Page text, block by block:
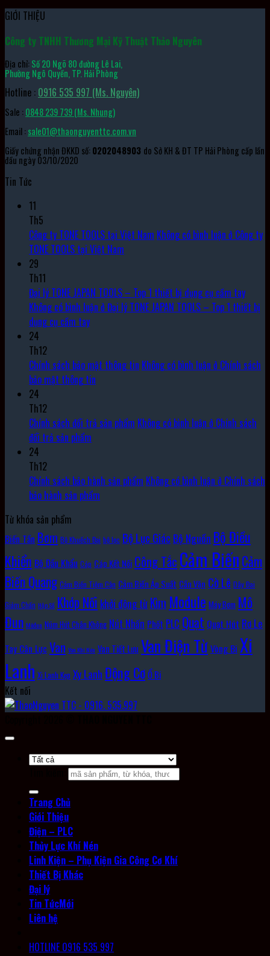
GIỚI THIỆU
Công ty TNHH Thương Mại Kỹ Thuật Thảo Nguyên
Địa chỉ:Số 20 Ngõ 80 đường Lê Lai,
Phường Ngô Quyền, TP. Hải Phòng
Hotline : 0916 535 997 (Ms. Nguyên)
Sale :0848 239 739 (Ms. Nhung)
Email :sale01@thaonguyenttc.com.vn
Giấy chứng nhận ĐKKD số:0202048903 do Sở KH & ĐT TP Hải Phòng cấp lần
đầu ngày 03/10/2020
Tin Tức
11
Th5
Công ty TONE TOOLS tại Việt Nam Không có bình luận ở Công ty
TONE TOOLS tại Việt Nam
29
Th11
Đại lý TONE JAPAN TOOLS – Top 1 thiết bị dụng cụ cầm tay
Không có bình luận ở Đại lý TONE JAPAN TOOLS – Top 1 thiết bị
dụng cụ cầm tay
24
Th12
Chính sách bảo mật thông tin Không có bình luận ở Chính sách
bảo mật thông tin
24
Th12
Chính sách đổi trả sản phẩm Không có bình luận ở Chính sách
đổi trả sản phẩm
24
Th12
Chính sách bảo hành sản phẩm Không có bình luận ở Chính sách
bảo hành sản phẩm
Từ khóa sản phẩm
Biến Tần Bơm Bộ Khuếch Đại bộ lọc Bộ Lục Giác Bộ Nguồn Bộ Điều
Khiển Bộ Đầu Khẩu Cáp Cáp Kết Nối Công TắcCảm BiếnCảm
Biến Quang Cảm Biến Tiệm Cận Cảm Biến Áp Suất Cần Vặn Cờ Lê Dây Đai
Giảm Chấn Hộp Số Khớp Nối khởi động từ Kìm Module Máy Bơm Mô
Đun Môđun Núm Hút Chân Không Nút Nhấn Phốt PLC Quạt Quạt Hút Rơ Le
Tay Cân Lực Van Van Khí Nén Van Tiết Lưu Van Điện TừVòng Bi Xi
Lanh Xi Lanh Kẹp Xy LanhĐộng CơỔ Bi
Kết nối
Trang Chủ
Giới Thiệu
Điện – PLC
Thủy Lực Khí Nén
Linh Kiện – Phụ Kiện Gia Công Cơ Khí
Thiết Bị Khác
Đại lý
Tin Tức
Liên hệ
HOTLINE 0916 535 997